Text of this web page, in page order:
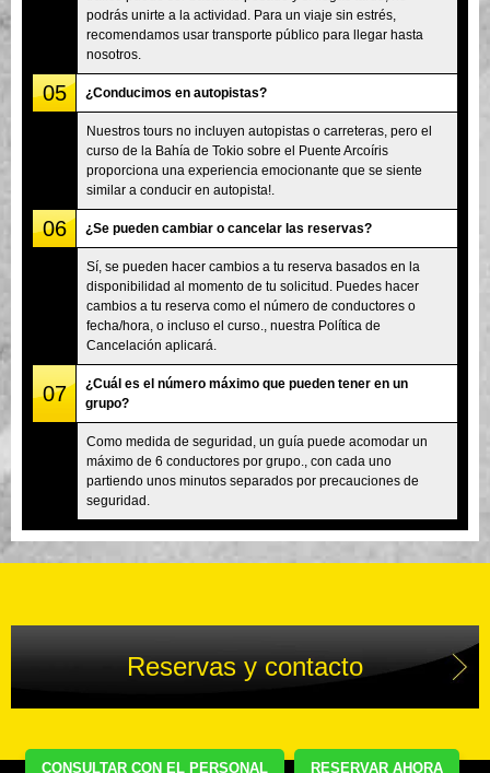
CONSULTAR CON EL PERSONAL RESERVAR AHORA
podrás unirte a la actividad. Para un viaje sin estrés,
recomendamos usar transporte público para llegar hasta
nosotros.
05 ¿Conducimos en autopistas?
Nuestros tours no incluyen autopistas o carreteras, pero el
curso de la Bahía de Tokio sobre el Puente Arcoíris
proporciona una experiencia emocionante que se siente
similar a conducir en autopista!.
06 ¿Se pueden cambiar o cancelar las reservas?
Sí, se pueden hacer cambios a tu reserva basados en la
disponibilidad al momento de tu solicitud. Puedes hacer
cambios a tu reserva como el número de conductores o
fecha/hora, o incluso el curso., nuestra Política de
Cancelación aplicará.
07
¿Cuál es el número máximo que pueden tener en un
grupo?
Como medida de seguridad, un guía puede acomodar un
máximo de 6 conductores por grupo., con cada uno
partiendo unos minutos separados por precauciones de
seguridad.
Reservas y contacto